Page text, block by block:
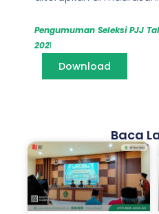
Pengumuman Seleksi PJJ
2021
Download
Baca